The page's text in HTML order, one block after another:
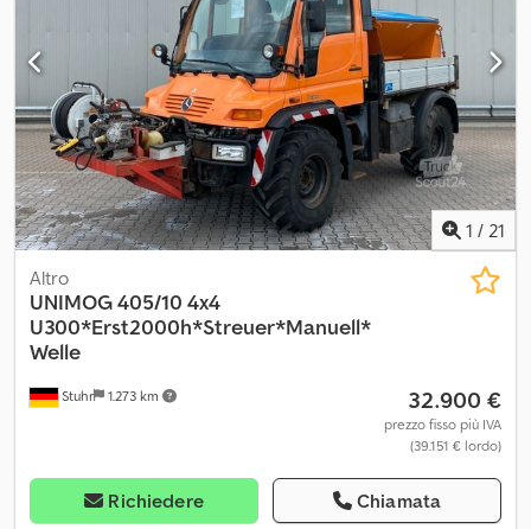
1 / 21
Stuhr 1.273 km
Altro
UNIMOG405/10 4x4
U300*Erst2000h*Streuer*Manuell*
Welle
32.900 €
prezzo fisso più IVA
(39.151 € lordo)
Richiedere Chiamata